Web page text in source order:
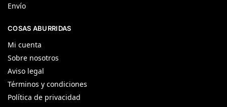
Envío
COSAS ABURRIDAS
Mi cuenta
Sobre nosotros
Aviso legal
Términos y condiciones
Política de privacidad